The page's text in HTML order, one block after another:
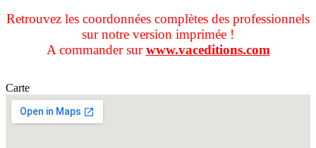
Retrouvez les coordonnées complètes des professionnels
sur notre version imprimée !
A commander surwww.vaceditions.com
Carte